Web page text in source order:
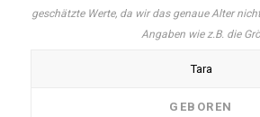
geschätzte Werte, da wir das genaue Alter
Angaben wie z.B. die
Tara
GEBOREN